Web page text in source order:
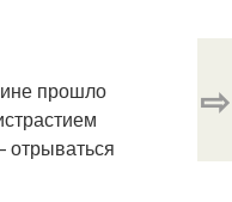
прошло
отрываться
⇨